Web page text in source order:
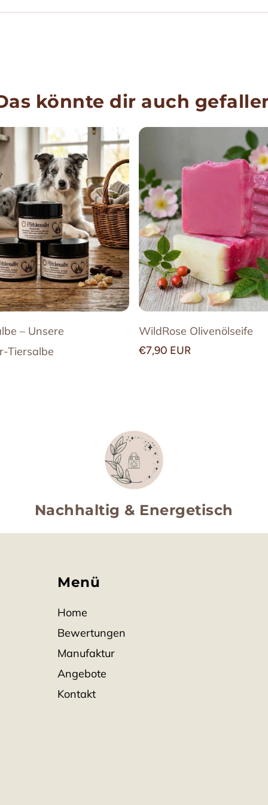
Das
die Haut ein.
eingesalbt.
Inhalt: 50 ml
Zutaten der
ätherische
Rosmarin
Zutaten der
Wie immer
Quellen.
Hinweis:
Nicht mit
Alle
da
könnte dir auch
– Unsere
Tiersalbe
WildRose Olivenölseife
Normaler
€7,90 EUR
Nachhaltig & Energetisch
Menü
Home
Bewertungen
Manufaktur
Angebote
Kontakt